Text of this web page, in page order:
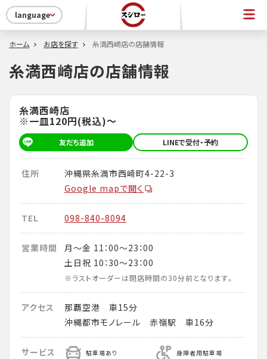
language
ホーム お店を探す 糸満西崎店の店舗情報
糸満西崎店の店舗情報
糸満西崎店
※一皿120円(税込)～
友だち追加 LINEで受付・予約
住所
沖縄県糸満市西崎町4-22-3
Google mapで開く
TEL 098-840-8094
営業時間
月～金 11：00～23：00
土日祝 10：30～23：00
※ラストオーダーは閉店時間の30分前となります。
アクセス
那覇空港 車15分
沖縄都市モノレール 赤嶺駅 車16分
サービス 駐車場あり 身障者用駐車場